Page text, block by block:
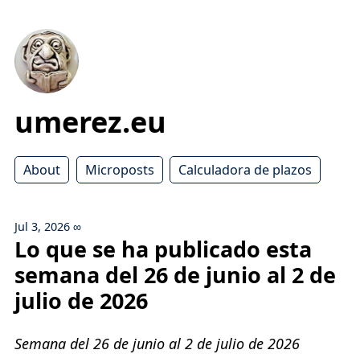
umerez.eu
About Microposts Calculadora de plazos
Jul 3, 2026 ∞
Lo que se ha publicado esta
semana del 26 de junio al 2 de
julio de 2026
Semana del 26 de junio al 2 de julio de 2026